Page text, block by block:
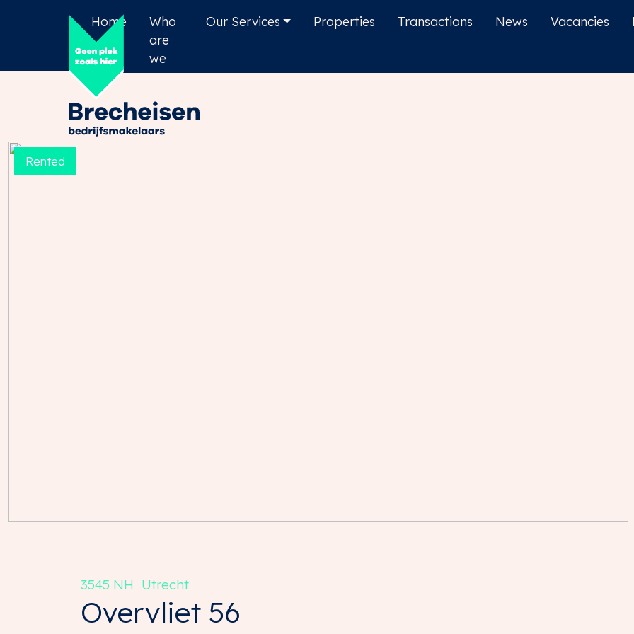
Home
Who
are
we
Our Services Properties Transactions News Vacancies
Rented
Overvliet 56
3545 NH Utrecht